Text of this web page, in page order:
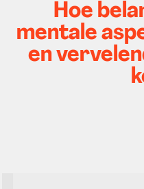
Hoe
mentale
en